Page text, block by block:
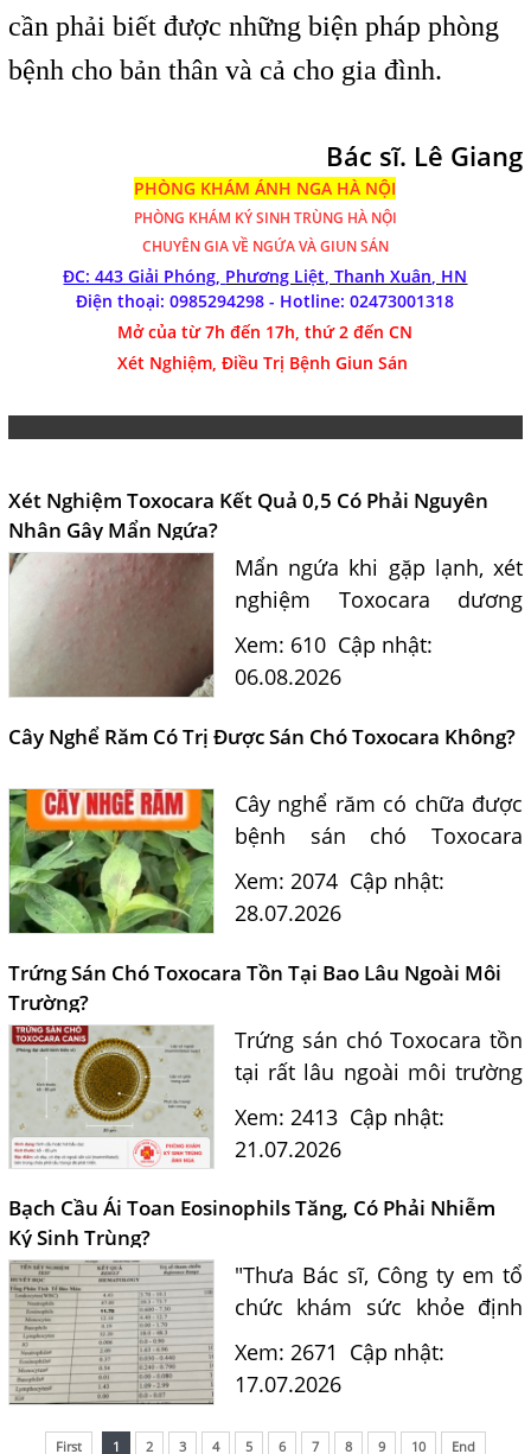
cần phải biết được những biện pháp phòng
bệnh cho bản thân và cả cho gia đình.
Bác sĩ. Lê Giang
PHÒNG KHÁM ÁNH NGA HÀ NỘI
PHÒNG KHÁM KÝ SINH TRÙNG HÀ NỘI
CHUYÊN GIA VỀ NGỨA VÀ GIUN SÁN
ĐC: 443 Giải Phóng, Phương Liệt, Thanh Xuân, HN
Điện thoại: 0985294298 - Hotline:02473001318
Mở của từ 7h đến 17h, thứ 2 đến CN
Xét Nghiệm, Điều Trị Bệnh Giun Sán
Xét Nghiệm Toxocara Kết Quả 0,5 Có Phải Nguyên
Nhân Gây Mẩn Ngứa?
Mẩn ngứa khi gặp lạnh, xét
nghiệm Toxocara dương
tính 0,5 có phải nguyên
nhân? Tiến sĩ Bác sĩ Nguyễn
điều trị và phòng ngừa sán...
Xem: 610 Cập nhật:
06.08.2026
Cây Nghể Răm Có Trị Được Sán Chó Toxocara Không?
Cây nghể răm có chữa được
bệnh sán chó Toxocara
không? Tiến sĩ Bác sĩ
Nguyễn Hằng Lan giải đáp
học và hướng dẫn điều trị
Xem: 2074 Cập nhật:
28.07.2026
Trứng Sán Chó Toxocara Tồn Tại Bao Lâu Ngoài Môi
Trường?
Trứng sán chó Toxocara tồn
tại rất lâu ngoài môi trường
và là nguồn lây nhiễm nguy
hiểm cho con người. Tiến sĩ
vấn cách nhận biết...
Xem: 2413 Cập nhật:
21.07.2026
Bạch Cầu Ái Toan Eosinophils Tăng, Có Phải Nhiễm
Ký Sinh Trùng?
"Thưa Bác sĩ, Công ty em tổ
chức khám sức khỏe định
kỳ. Kết quả xét nghiệm máu
của em có chỉ số bạch cầu ái
11.7%. Em nghe nói chỉ...
Xem: 2671 Cập nhật:
17.07.2026
First 1 2 3 4 5 6 7 8 9 10 End